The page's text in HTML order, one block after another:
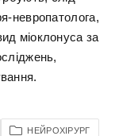
невропатолога,
міоклонуса за
НЕЙРОХІРУРГ